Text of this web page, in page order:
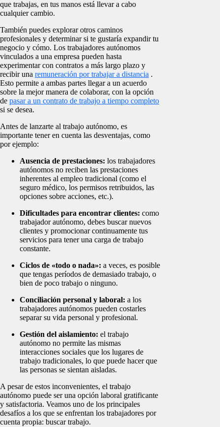
que trabajas, en tus manos está llevar a cabo
cualquier cambio.
También puedes explorar otros caminos
profesionales y determinar si te gustaría expandir tu
negocio y cómo. Los trabajadores autónomos
vinculados a una empresa pueden hasta
experimentar con contratos a más largo plazo y
recibir una remuneración por trabajar a distancia .
Esto permite a ambas partes llegar a un acuerdo
sobre la mejor manera de colaborar, con la opción
de pasar a un contrato de trabajo a tiempo completo
si se desea.
Antes de lanzarte al trabajo autónomo, es
importante tener en cuenta las desventajas, como
por ejemplo:
Ausencia de prestaciones: los trabajadores
autónomos no reciben las prestaciones
inherentes al empleo tradicional (como el
seguro médico, los permisos retribuidos, las
opciones sobre acciones, etc.).
Dificultades para encontrar clientes: como
trabajador autónomo, debes buscar nuevos
clientes y promocionar continuamente tus
servicios para tener una carga de trabajo
constante.
Ciclos de «todo o nada»: a veces, es posible
que tengas períodos de demasiado trabajo, o
bien de poco trabajo o ninguno.
Conciliación personal y laboral: a los
trabajadores autónomos pueden costarles
separar su vida personal y profesional.
Gestión del aislamiento: el trabajo
autónomo no permite las mismas
interacciones sociales que los lugares de
trabajo tradicionales, lo que puede hacer que
las personas se sientan aisladas.
A pesar de estos inconvenientes, el trabajo
autónomo puede ser una opción laboral gratificante
y satisfactoria. Veamos uno de los principales
desafíos a los que se enfrentan los trabajadores por
cuenta propia: buscar trabajo.